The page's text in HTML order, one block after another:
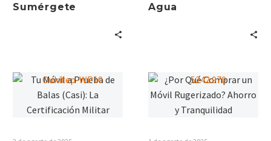
Sumérgete
Agua